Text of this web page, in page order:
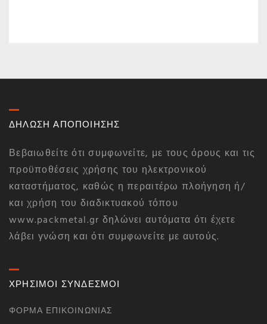
ΔΗΛΩΣΗ ΑΠΟΠΟΙΗΣΗΣ
Βεβαιωθείτε ότι συμφωνείτε, με τους όρους και τις
προϋποθέσεις χρήσης του ηλεκτρονικού
καταστήματος, καθώς η περαιτέρω πλοήγηση ή/
και χρήση του διαδικτυακού τόπου
www.packmetal.gr δηλώνει αυτόματα ότι έχετε
λάβει γνώση και ότι συμφωνείτε με αυτούς.
ΧΡΗΣΙΜΟΙ ΣΥΝΔΕΣΜΟΙ
ΦΌΡΜΑ ΕΠΙΚΟΙΝΩΝΊΑΣ